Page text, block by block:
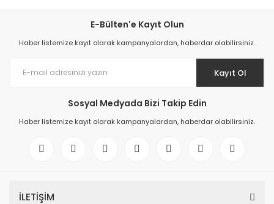
E-Bülten'e Kayıt Olun
Haber listemize kayıt olarak kampanyalardan, haberdar olabilirsiniz.
Kayıt Ol
Sosyal Medyada Bizi Takip Edin
Haber listemize kayıt olarak kampanyalardan, haberdar olabilirsiniz.
İLETİŞİM